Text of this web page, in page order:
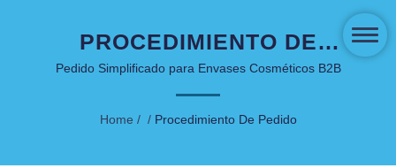
PROCEDIMIENTO DE
PEDIDO
Pedido Simplificado para Envases Cosméticos B2B
Home / / Procedimiento De Pedido